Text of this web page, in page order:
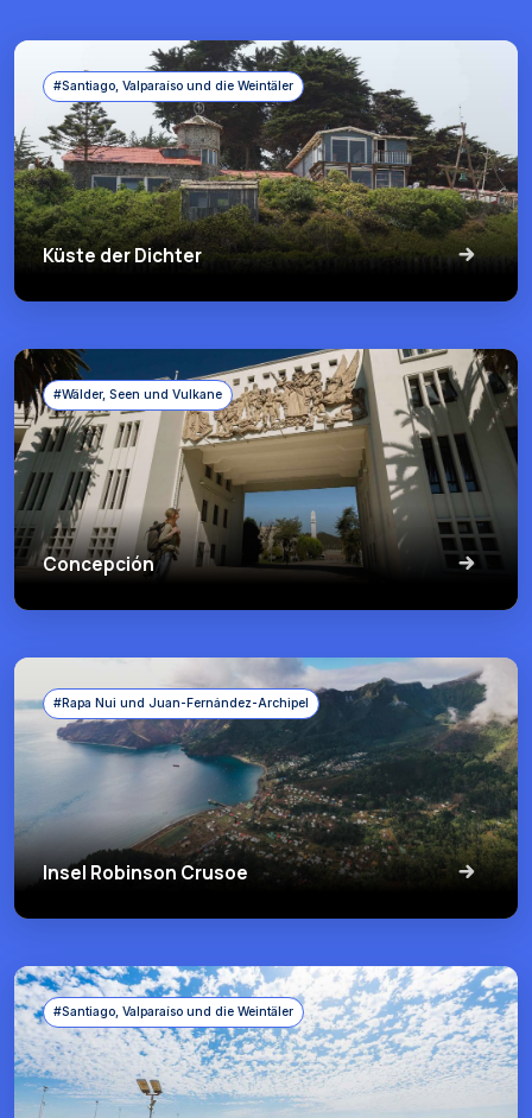
#Santiago, Valparaíso und die Weintäler
Küste der Dichter
#Wälder, Seen und Vulkane
Concepción
#Rapa Nui und Juan-Fernández-Archipel
Insel Robinson Crusoe
#Santiago, Valparaíso und die Weintäler